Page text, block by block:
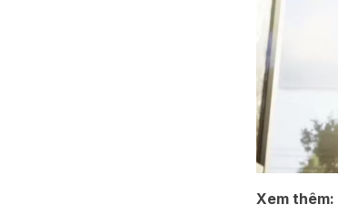
Xem thêm: